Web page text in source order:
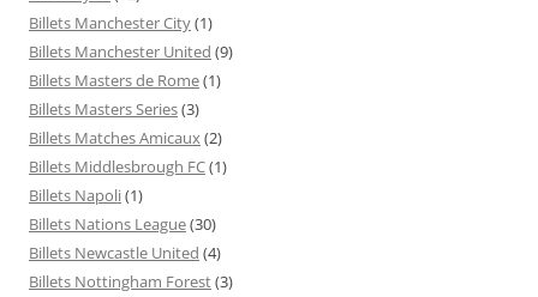
Billets Manchester City(1)
Billets Manchester United (9)
Billets Masters de Rome(1)
Billets Masters Series(3)
Billets Matches Amicaux(2)
Billets Middlesbrough FC(1)
Billets Napoli(1)
Billets Nations League(30)
Billets Newcastle United (4)
Billets Nottingham Forest(3)